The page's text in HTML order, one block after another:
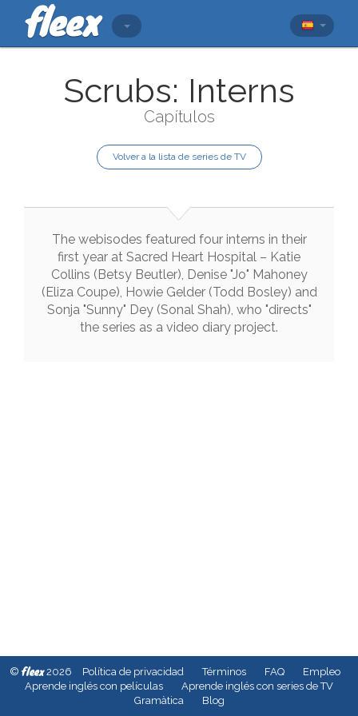
Scrubs: Interns
Capítulos
Volver a la lista de series de TV
The webisodes featured four interns in their
first year at Sacred Heart Hospital – Katie
Collins (Betsy Beutler), Denise "Jo" Mahoney
(Eliza Coupe), Howie Gelder (Todd Bosley) and
Sonja "Sunny" Dey (Sonal Shah), who "directs"
the series as a video diary project.
© fleex2026 Política de privacidad Términos FAQ
Empleo
Aprende inglés con películas
Aprende inglés con series de TV
Gramàtica
Blog